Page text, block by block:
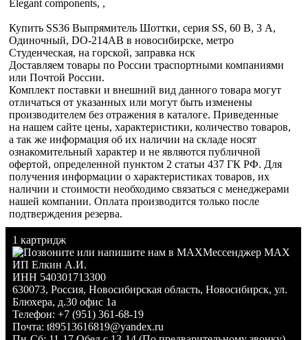
Elegant components, ,
Купить SS36 Выпрямитель Шоттки, серия SS, 60 В, 3 А,
Одиночный, DO-214AB в новосибирске, метро
Студенческая, на горской, заправка нск
Доставляем товары по России траспортными компаниями
или Почтой России.
Комплект поставки и внешний вид данного товара могут
отличаться от указанных или могут быть изменены
производителем без отражения в каталоге. Приведенные
на нашем сайте цены, характеристики, количество товаров,
а так же информация об их наличии на складе носят
ознакомительный характер и не являются публичной
офертой, определенной пунктом 2 статьи 437 ГК РФ. Для
получения информации о характеристиках товаров, их
наличии и стоимости необходимо связаться с менеджерами
нашей компании. Оплата производится только после
подтверждения резерва.
1 картридж
Мессенджер MAX
ИП Елкин А.И.
ИНН 540301713300
630073, Россия, Новосибирская область, Новосибирск, ул.
Блюхера, д.30 офис 1а
Телефон: +7 (951) 361-68-19
Почта: t89513616819@yandex.ru